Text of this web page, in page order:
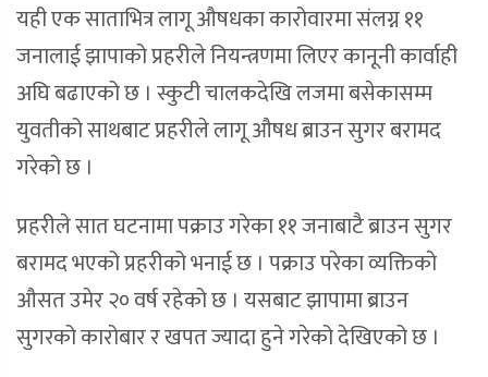
यही एक साताभित्र लागू औषधका कारोवारमा संलग्न ११
जनालाई झापाको प्रहरीले नियन्त्रणमा लिएर कानूनी कार्वाही
अघि बढाएको छ । स्कुटी चालकदेखि लजमा बसेकासम्म
युवतीको साथबाट प्रहरीले लागू औषध ब्राउन सुगर बरामद
गरेको छ ।
प्रहरीले सात घटनामा पक्राउ गरेका ११ जनाबाटै ब्राउन सुगर
बरामद भएको प्रहरीको भनाई छ । पक्राउ परेका व्यक्तिको
औसत उमेर २० वर्ष रहेको छ । यसबाट झापामा ब्राउन
सुगरको कारोबार र खपत ज्यादा हुने गरेको देखिएको छ ।